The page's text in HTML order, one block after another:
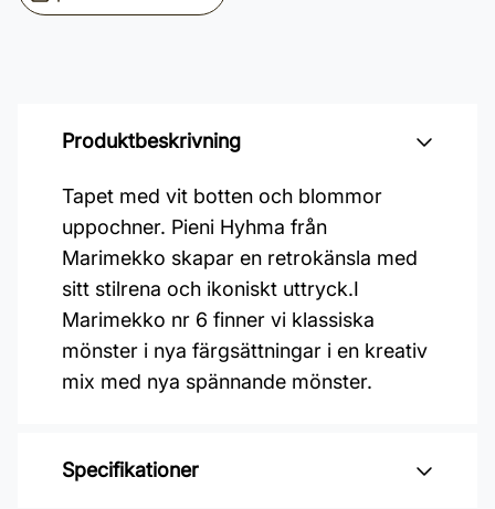
Produktbeskrivning
Tapet med vit botten och blommor
uppochner. Pieni Hyhma från
Marimekko skapar en retrokänsla med
sitt stilrena och ikoniskt uttryck.I
Marimekko nr 6 finner vi klassiska
mönster i nya färgsättningar i en kreativ
mix med nya spännande mönster.
Specifikationer